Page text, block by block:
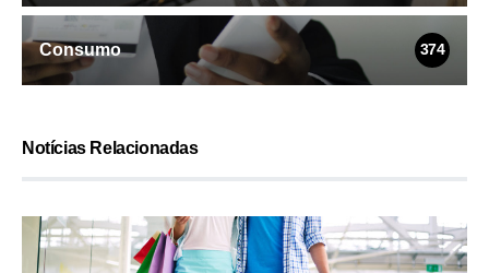
Consumo 374
Notícias Relacionadas